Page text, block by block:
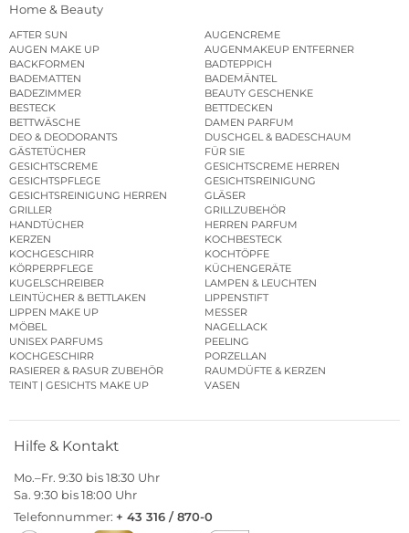
Home & Beauty
AFTER SUN
AUGENCREME
AUGEN MAKE UP
AUGENMAKEUP ENTFERNER
BACKFORMEN
BADTEPPICH
BADEMATTEN
BADEMÄNTEL
BADEZIMMER
BEAUTY GESCHENKE
BESTECK
BETTDECKEN
BETTWÄSCHE
DAMEN PARFUM
DEO & DEODORANTS
DUSCHGEL & BADESCHAUM
GÄSTETÜCHER
FÜR SIE
GESICHTSCREME
GESICHTSCREME HERREN
GESICHTSPFLEGE
GESICHTSREINIGUNG
GESICHTSREINIGUNG HERREN
GLÄSER
GRILLER
GRILLZUBEHÖR
HANDTÜCHER
HERREN PARFUM
KERZEN
KOCHBESTECK
KOCHGESCHIRR
KOCHTÖPFE
KÖRPERPFLEGE
KÜCHENGERÄTE
KUGELSCHREIBER
LAMPEN & LEUCHTEN
LEINTÜCHER & BETTLAKEN
LIPPENSTIFT
LIPPEN MAKE UP
MESSER
MÖBEL
NAGELLACK
UNISEX PARFUMS
PEELING
KOCHGESCHIRR
PORZELLAN
RASIERER & RASUR ZUBEHÖR
RAUMDÜFTE & KERZEN
TEINT | GESICHTS MAKE UP
VASEN
Hilfe & Kontakt
Mo.–Fr. 9:30 bis 18:30 Uhr
Sa. 9:30 bis 18:00 Uhr
Telefonnummer: + 43 316 / 870-0